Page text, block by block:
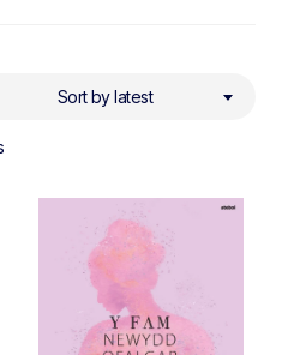
Sorted
Sort by latest